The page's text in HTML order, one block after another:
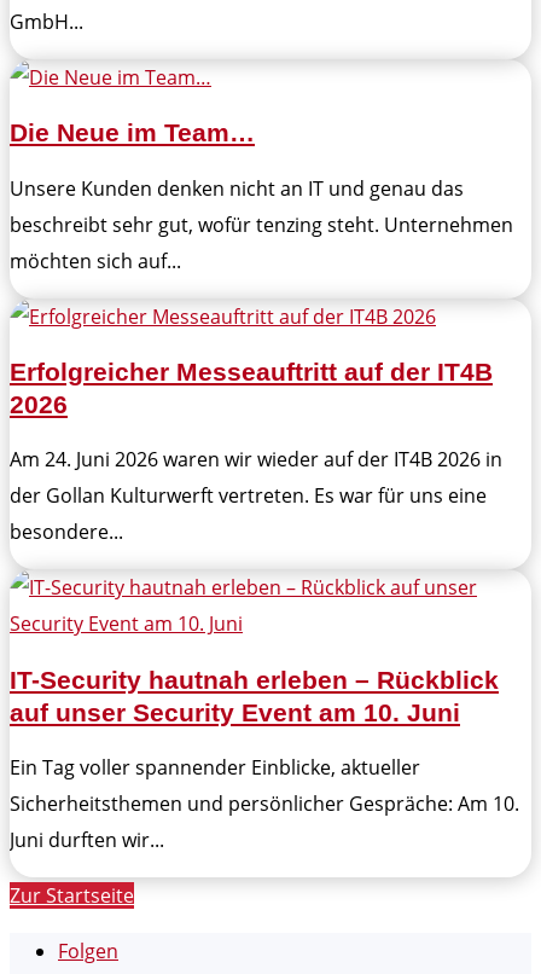
GmbH...
Die Neue im Team…
Unsere Kunden denken nicht an IT und genau das
beschreibt sehr gut, wofür tenzing steht. Unternehmen
möchten sich auf...
Erfolgreicher Messeauftritt auf der IT4B
2026
Am 24. Juni 2026 waren wir wieder auf der IT4B 2026 in
der Gollan Kulturwerft vertreten. Es war für uns eine
besondere...
IT-Security hautnah erleben – Rückblick
auf unser Security Event am 10. Juni
Ein Tag voller spannender Einblicke, aktueller
Sicherheitsthemen und persönlicher Gespräche: Am 10.
Juni durften wir...
Zur Startseite
Folgen